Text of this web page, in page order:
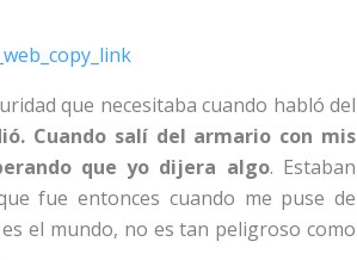
que necesitaba cuando habló del
Cuando salí del armario con mis
que yo dijera algo. Estaban
fue entonces cuando me puse de
el mundo, no es tan peligroso como